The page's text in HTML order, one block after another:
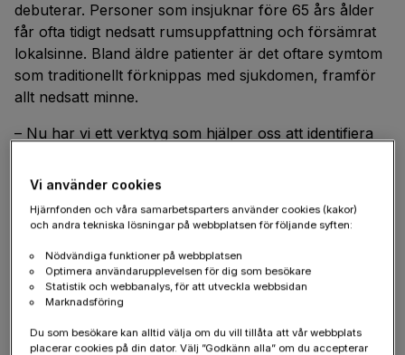
debuterar. Personer som insjuknar före 65 års ålder
får ofta tidigt nedsatt rumsuppfattning och försämrat
lokalsinne. Bland äldre patienter är det oftare symtom
som traditionellt förknippas med sjukdomen, framför
allt nedsatt minne.
– Nu har vi ett verktyg som hjälper oss att identifiera
sjukdom. Därmed underlättas också utvecklingen av
former av Alzheimer, berättar Michael Schöll,
Även diagnostiken kan underlättas, framför allt bland
yngre patienter där det är extra svårt att ställa korrekt
Vi använder cookies
Hjärnfonden och våra samarbetsparters använder cookies (kakor)
och andra tekniska lösningar på webbplatsen för följande syften:
Nödvändiga funktioner på webbplatsen
Optimera användarupplevelsen för dig som besökare
Statistik och webbanalys, för att utveckla webbsidan
Marknadsföring
Du som besökare kan alltid välja om du vill tillåta att vår webbplats
placerar cookies på din dator. Välj ”Godkänn alla” om du accepterar